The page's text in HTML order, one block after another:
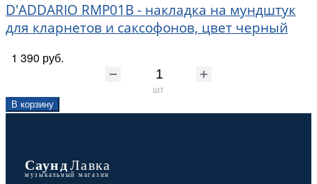
D'ADDARIO RMP01B - накладка на мундштук
для кларнетов и саксофонов, цвет черный
1 390 руб.
шт
В корзину